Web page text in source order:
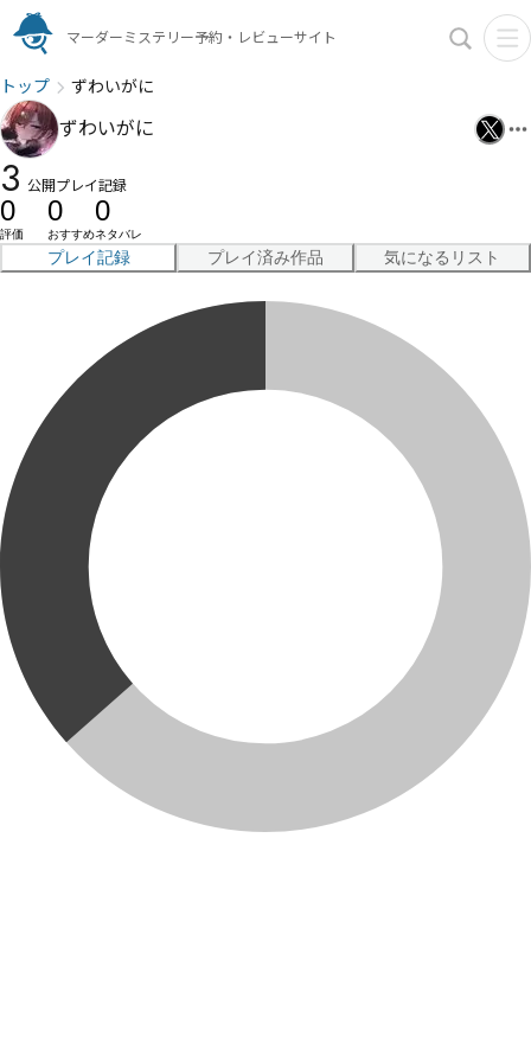
マーダーミステリー予約・レビューサイト
トップ ずわいがに
ずわいがに
3 公開プレイ記録
0
評価
0
おすすめ
0
ネタバレ
プレイ記録 プレイ済み作品 気になるリスト